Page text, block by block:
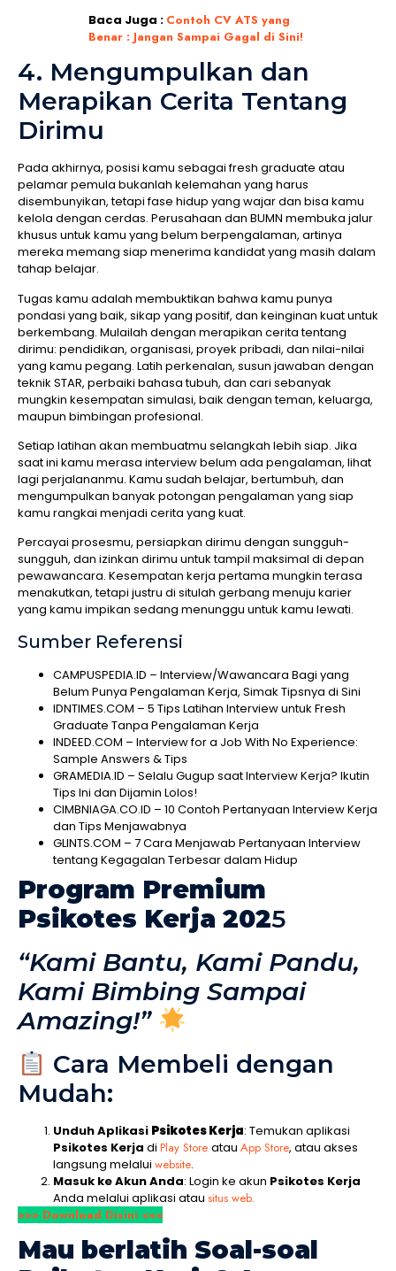
Baca Juga : Contoh CV ATS yang
Benar : Jangan Sampai Gagal di Sini!
4. Mengumpulkan dan
Merapikan Cerita Tentang
Dirimu
Pada akhirnya, posisi kamu sebagai fresh graduate atau
pelamar pemula bukanlah kelemahan yang harus
disembunyikan, tetapi fase hidup yang wajar dan bisa kamu
kelola dengan cerdas. Perusahaan dan BUMN membuka jalur
khusus untuk kamu yang belum berpengalaman, artinya
mereka memang siap menerima kandidat yang masih dalam
tahap belajar.
Tugas kamu adalah membuktikan bahwa kamu punya
pondasi yang baik, sikap yang positif, dan keinginan kuat untuk
berkembang. Mulailah dengan merapikan cerita tentang
dirimu: pendidikan, organisasi, proyek pribadi, dan nilai-nilai
yang kamu pegang. Latih perkenalan, susun jawaban dengan
teknik STAR, perbaiki bahasa tubuh, dan cari sebanyak
mungkin kesempatan simulasi, baik dengan teman, keluarga,
maupun bimbingan profesional.
Setiap latihan akan membuatmu selangkah lebih siap. Jika
saat ini kamu merasa interview belum ada pengalaman, lihat
lagi perjalananmu. Kamu sudah belajar, bertumbuh, dan
mengumpulkan banyak potongan pengalaman yang siap
kamu rangkai menjadi cerita yang kuat.
Percayai prosesmu, persiapkan dirimu dengan sungguh-
sungguh, dan izinkan dirimu untuk tampil maksimal di depan
pewawancara. Kesempatan kerja pertama mungkin terasa
menakutkan, tetapi justru di situlah gerbang menuju karier
yang kamu impikan sedang menunggu untuk kamu lewati.
Sumber Referensi
CAMPUSPEDIA.ID – Interview/Wawancara Bagi yang
Belum Punya Pengalaman Kerja, Simak Tipsnya di Sini
IDNTIMES.COM – 5 Tips Latihan Interview untuk Fresh
Graduate Tanpa Pengalaman Kerja
INDEED.COM – Interview for a Job With No Experience:
Sample Answers & Tips
GRAMEDIA.ID – Selalu Gugup saat Interview Kerja? Ikutin
Tips Ini dan Dijamin Lolos!
CIMBNIAGA.CO.ID – 10 Contoh Pertanyaan Interview Kerja
dan Tips Menjawabnya
GLINTS.COM – 7 Cara Menjawab Pertanyaan Interview
tentang Kegagalan Terbesar dalam Hidup
Program Premium
Psikotes Kerja 2025
“Kami Bantu, Kami Pandu,
Kami Bimbing Sampai
Amazing!”
Cara Membeli dengan
Mudah:
Unduh Aplikasi Psikotes Kerja: Temukan aplikasi
Psikotes Kerja di Play Store atau App Store, atau akses
langsung melalui website.
Masuk ke Akun Anda: Login ke akun Psikotes Kerja
Anda melalui aplikasi atau situs web.
>>> Download Disini <<<
Mau berlatih Soal-soal